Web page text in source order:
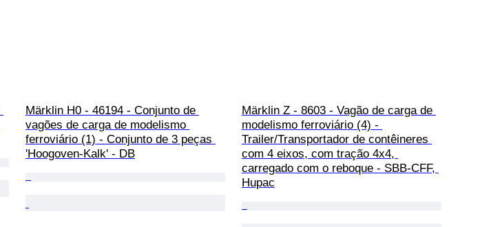
Märklin H0 - 46194 - Conjunto de
vagões de carga de modelismo
ferroviário (1) - Conjunto de 3 peças
'Hoogoven-Kalk' - DB
Märklin Z - 8603 - Vagão de carga de
modelismo ferroviário (4) -
Trailer/Transportador de contêineres
com 4 eixos, com tração 4x4,
carregado com o reboque - SBB-CFF,
Hupac